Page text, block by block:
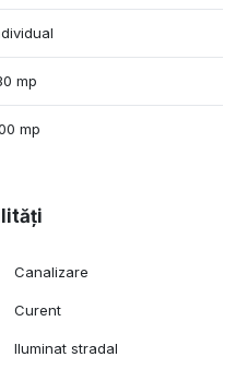
mp
mp
Canalizare
Curent
Iluminat stradal